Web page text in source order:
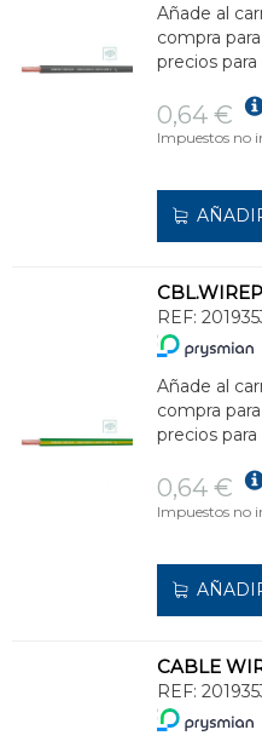
Añade al
compra
precios
0,64 €
Impuestos no
REF:
Añade al
compra
precios
0,64 €
Impuestos no
REF: